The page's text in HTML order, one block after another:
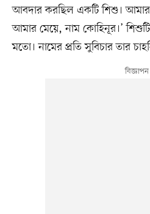
আবদার করছিল একটি শিশু।
আমার মেয়ে, নাম কোহিনূর।’
মতো। নামের প্রতি সুবিচার তার